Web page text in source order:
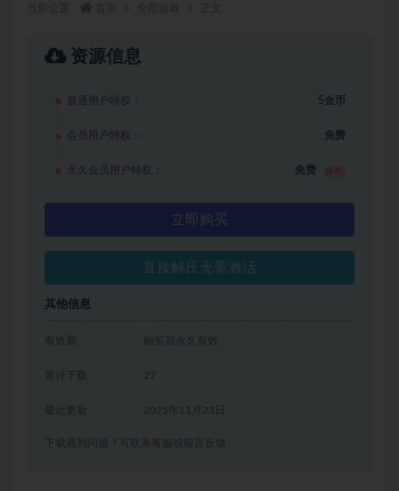
资源信息
普通用户特权： 5金币
会员用户特权： 免费
永久会员用户特权： 免费
立即购买
直接解压无需激活
其他信息
有效期 购买后永久有效
累计下载 27
2025年11月23日
下载遇到问题？可联系客服或留言反馈